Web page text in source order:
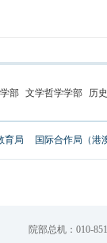
部 文学哲学学部 历
育局 国际合作局（港
院部总机：010-